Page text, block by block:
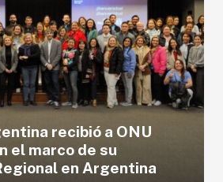
recibió a ONU
el marco de su
en Argentina